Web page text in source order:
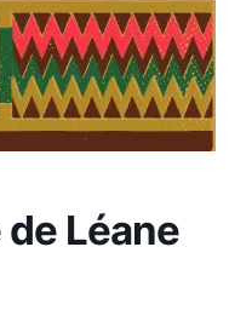
Léane